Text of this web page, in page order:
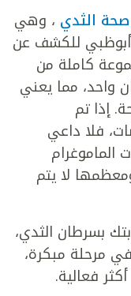
الثدي ، وهي
للكشف عن
كاملة من
مما يعني
إذا تم
فلا داعي
فحوصات الماموغرام
لا يتم
بسرطان الثدي،
مرحلة مبكرة،
فعالية.